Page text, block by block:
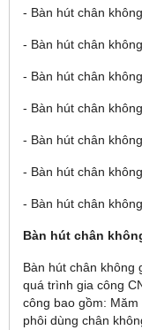
- Bàn hút chân
- Bàn hút chân
- Bàn hút chân
- Bàn hút chân
- Bàn hút chân
- Bàn hút chân
- Bàn hút chân
Bàn hút chân
Bàn hút chân không
quá trình gia công
công bao gồm:
phôi dùng chân